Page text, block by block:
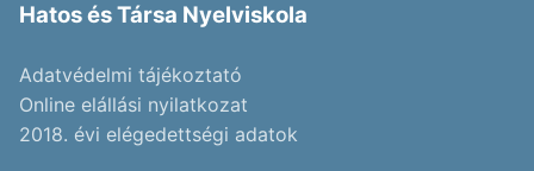
Hatos és Társa Nyelviskola
Adatvédelmi tájékoztató
Online elállási nyilatkozat
2018. évi elégedettségi adatok